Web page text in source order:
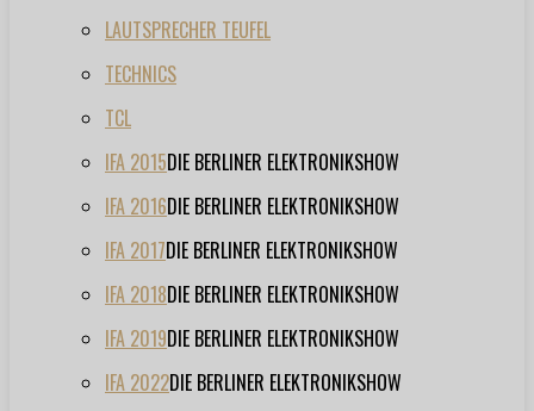
LAUTSPRECHER TEUFEL
TECHNICS
TCL
IFA 2015DIE BERLINER ELEKTRONIKSHOW
IFA 2016DIE BERLINER ELEKTRONIKSHOW
IFA 2017DIE BERLINER ELEKTRONIKSHOW
IFA 2018DIE BERLINER ELEKTRONIKSHOW
IFA 2019DIE BERLINER ELEKTRONIKSHOW
IFA 2022DIE BERLINER ELEKTRONIKSHOW